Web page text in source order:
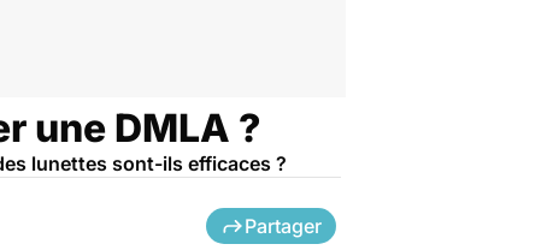
une DMLA ?
lunettes sont-ils efficaces ?
Partager